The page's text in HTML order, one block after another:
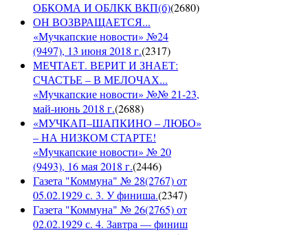
ОБКОМА И ОБЛКК ВКП(б)(2680)
ОН ВОЗВРАЩАЕТСЯ...
«Мучкапские новости» №24
(9497), 13 июня 2018 г.(2317)
МЕЧТАЕТ. ВЕРИТ И ЗНАЕТ:
СЧАСТЬЕ – В МЕЛОЧАХ...
«Мучкапские новости» №№ 21-23,
май-июнь 2018 г.(2688)
«МУЧКАП–ШАПКИНО – ЛЮБО»
– НА НИЗКОМ СТАРТЕ!
«Мучкапские новости» № 20
(9493), 16 мая 2018 г.(2446)
Газета "Коммуна" № 28(2767) от
05.02.1929 с. 3. У финиша.(2347)
Газета "Коммуна" № 26(2765) от
02.02.1929 с. 4. Завтра — финиш